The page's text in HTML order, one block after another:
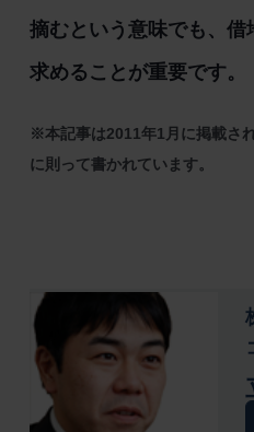
摘むという意味でも、借
求めることが重要です。
※本記事は2011年1月に掲載さ
に則って書かれています。